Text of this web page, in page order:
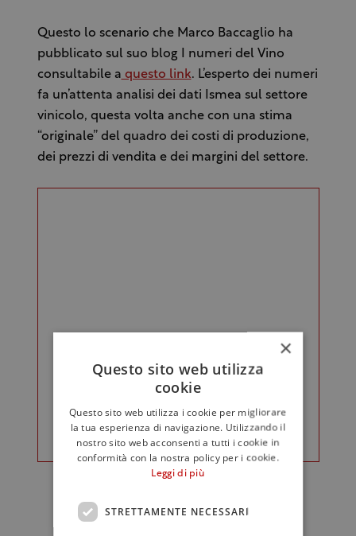
Questo lo scenario che Marco Baccaglio ha
pubblicato sul suo blog I numeri del Vino
consultabile a questo link. L’esperto dei numeri
fa un’attenta analisi dei dati Ismea sul settore
vinicolo, questa volta anche con una stima
“originale” del quadro dei costi di produzione,
dei prezzi di vendita e dei margini del settore.
×
Questo sito web utilizza
cookie
Questo sito web utilizza i cookie per migliorare
la tua esperienza di navigazione. Utilizzando il
nostro sito web acconsenti a tutti i cookie in
conformità con la nostra policy per i cookie.
Leggi di più
STRETTAMENTE NECESSARI